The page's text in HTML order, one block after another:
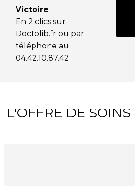
Victoire
En 2 clics sur
Doctolib.fr ou par
téléphone au
04.42.10.87.42
L'OFFRE DE